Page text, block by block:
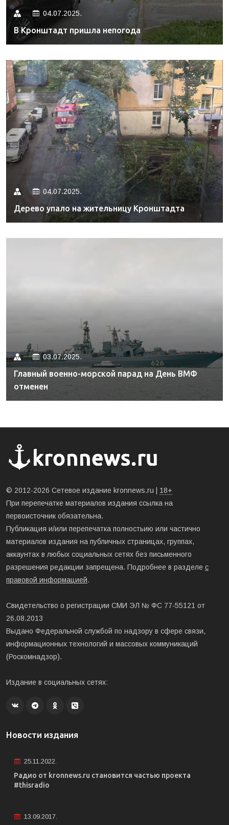
04.07.2025.
В Кронштадт пришла непогода
04.07.2025.
Дерево упало на жительницу Кронштадта
03.07.2025.
Главный военно-морской парад на День ВМФ
отменен
© 2012-2026 Сетевое издание kronnews.ru | 18+
При перепечатке материалов издания ссылка на
первоисточник обязательна.
Публикация и/или перепечатка полностьию или частично
материалов издания на публичных страницах, группах,
аккаунтах в любых социальных сетях без письменного
разрешения редакции запрещена. Подробнее в разделе с
правовой информацией.
Свидетельство о регистрации СМИ ЭЛ № ФС 77-55121 от
26.08.2013
Выдано Федеральной службой по надзору в сфере связи,
информационных технологий и массовых коммуникаций
(Роскомнадзор).
Издание в социальных сетях:
Новости издания
25.11.2022.
Радио от kronnews.ru становится частью проекта
#thisradio
13.09.2017.